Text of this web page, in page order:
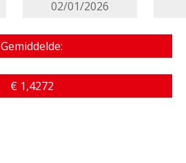
02/01/2026
Gemiddelde:
€ 1,4272